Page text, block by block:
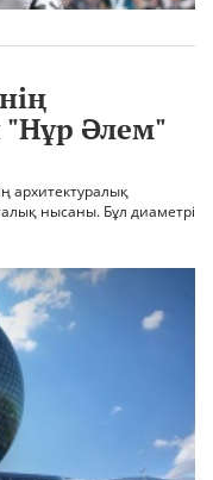
"Нұр Әлем"
архитектуралық
нысаны. Бұл диаметрі